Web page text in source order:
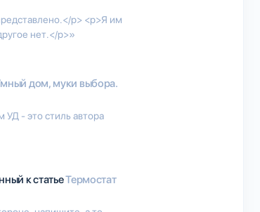
p> <p>Я им
нет.</p>»
дом, муки выбора.
УД - это стиль автора
к статьеТермостат